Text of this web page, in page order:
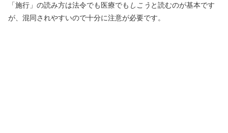
「施行」の読み方は法令でも医療でも しこう と読むのが基本です
が、混同されやすいので十分に注意が必要です。